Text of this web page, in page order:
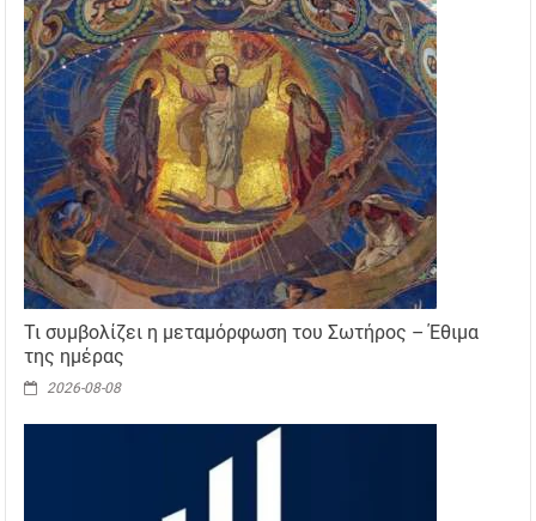
Τι συμβολίζει η μεταμόρφωση του Σωτήρος – Έθιμα
της ημέρας
2026-08-08